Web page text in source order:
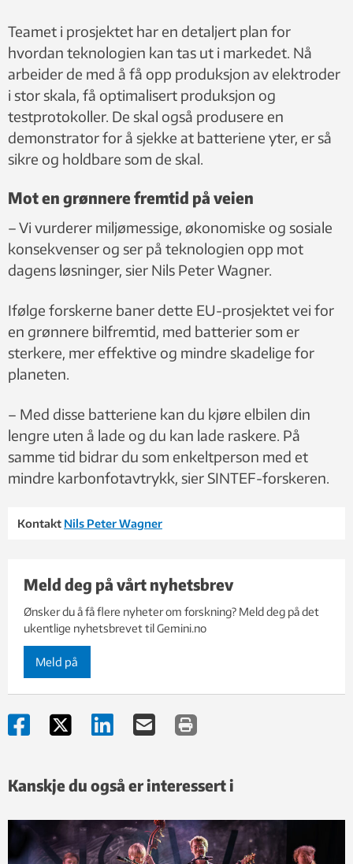
Teamet i prosjektet har en detaljert plan for
hvordan teknologien kan tas ut i markedet. Nå
arbeider de med å få opp produksjon av elektroder
i stor skala, få optimalisert produksjon og
testprotokoller. De skal også produsere en
demonstrator for å sjekke at batteriene yter, er så
sikre og holdbare som de skal.
Mot en grønnere fremtid på veien
– Vi vurderer miljømessige, økonomiske og sosiale
konsekvenser og ser på teknologien opp mot
dagens løsninger, sier Nils Peter Wagner.
Ifølge forskerne baner dette EU-prosjektet vei for
en grønnere bilfremtid, med batterier som er
sterkere, mer effektive og mindre skadelige for
planeten.
– Med disse batteriene kan du kjøre elbilen din
lengre uten å lade og du kan lade raskere. På
samme tid bidrar du som enkeltperson med et
mindre karbonfotavtrykk, sier SINTEF-forskeren.
Kontakt Nils Peter Wagner
Meld deg på vårt nyhetsbrev
Ønsker du å få flere nyheter om forskning? Meld deg på det
ukentlige nyhetsbrevet til Gemini.no
Meld på
Kanskje du også er interessert i